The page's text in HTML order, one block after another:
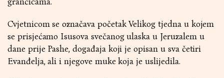
Cvjetnicom se označava početak Velikog tjedna u kojem
se prisjećamo Isusova svečanog ulaska u Jeruzalem u
dane prije Pashe, događaja koji je opisan u sva četiri
Evanđelja, ali i njegove muke koja je uslijedila.